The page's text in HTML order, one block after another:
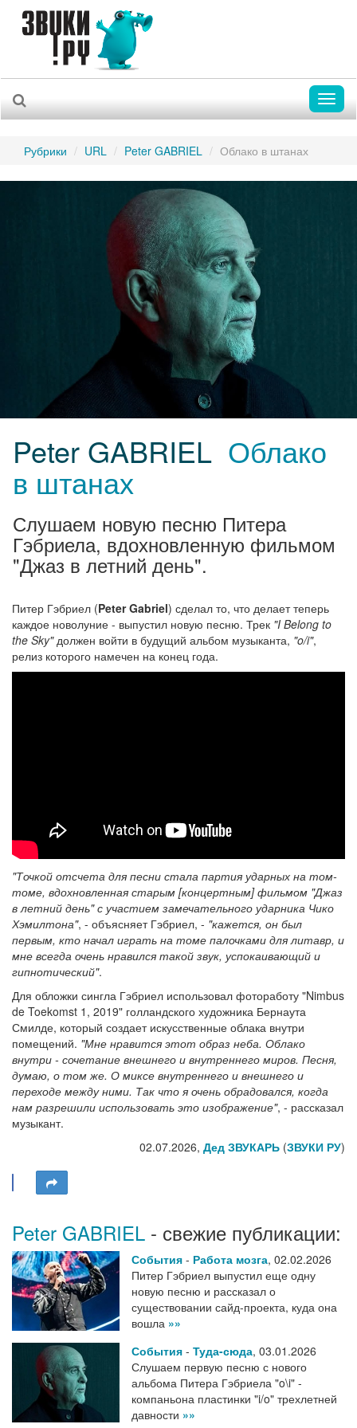
Рубрики URL Peter GABRIEL Облако в штанах
Peter GABRIEL Облако
в штанах
Слушаем новую песню Питера
Гэбриела, вдохновленную фильмом
"Джаз в летний день".
Питер Гэбриел (Peter Gabriel) сделал то, что делает теперь
каждое новолуние - выпустил новую песню. Трек "I Belong to
the Sky"должен войти в будущий альбом музыканта, "o/i",
релиз которого намечен на конец года.
"Точкой отсчета для песни стала партия ударных на том-
томе, вдохновленная старым [концертным] фильмом "Джаз
в летний день" с участием замечательного ударника Чико
Хэмилтона", - объясняет Гэбриел, - "кажется, он был
первым, кто начал играть на томе палочками для литавр, и
мне всегда очень нравился такой звук, успокаивающий и
гипнотический".
Для обложки сингла Гэбриел использовал фотоработу "Nimbus
de Toekomst 1, 2019" голландского художника Бернаута
Смилде, который создает искусственные облака внутри
помещений. "Мне нравится этот образ неба. Облако
внутри - сочетание внешнего и внутреннего миров. Песня,
думаю, о том же. О миксе внутреннего и внешнего и
переходе между ними. Так что я очень обрадовался, когда
нам разрешили использовать это изображение", - рассказал
музыкант.
02.07.2026, Дед ЗВУКАРЬ (ЗВУКИ РУ)
Peter GABRIEL - свежие публикации:
События - Работа мозга, 02.02.2026
Питер Гэбриел выпустил еще одну
новую песню и рассказал о
существовании сайд-проекта, куда она
вошла »»
События - Туда-сюда, 03.01.2026
Слушаем первую песню с нового
альбома Питера Гэбриела "o\i" -
компаньона пластинки "i/o" трехлетней
давности »»